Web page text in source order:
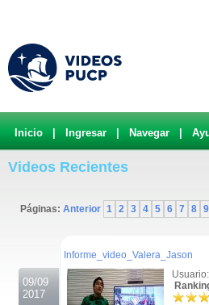
Inicio Ingresar Navegar
Videos Recientes
Páginas: Anterior 1 2 3 4 5 6 7 8 9
09/09
2017
Informe_video_Valera_Jason
Usuario: